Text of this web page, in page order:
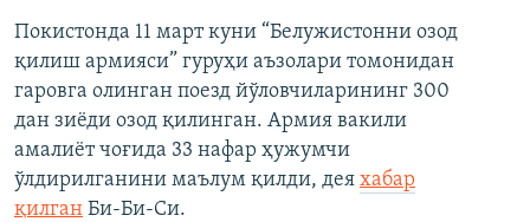
Покистонда 11 март куни “Белужистонни озод
қилиш армияси” гуруҳи аъзолари томонидан
гаровга олинган поезд йўловчиларининг 300
дан зиёди озод қилинган. Армия вакили
амалиёт чоғида 33 нафар ҳужумчи
ўлдирилганини маълум қилди, дея хабар
қилган Би-Би-Си.